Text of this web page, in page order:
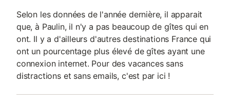
Selon les données de l'année dernière, il apparait
que, à Paulin, il n'y a pas beaucoup de gîtes qui en
ont. Il y a d'ailleurs d'autres destinations France qui
ont un pourcentage plus élevé de gîtes ayant une
connexion internet. Pour des vacances sans
distractions et sans emails, c'est par ici !